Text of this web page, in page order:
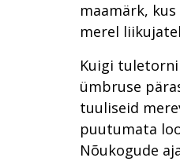
maamärk,
merel
Kuigi
ümbruse
tuuliseid
puutumata
Nõukogude